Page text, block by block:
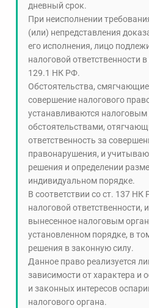
дневный срок.
При неисполнении
(или) непредставления
его исполнения, лицо
налоговой ответственности
129.1 НК РФ.
Обстоятельства, смягчающие
совершение налогового
устанавливаются налоговым
обстоятельствами,
ответственность за
правонарушения, и
решения и определении
индивидуальном порядке.
В соответствии со ст. 137
налоговой
вынесенное налоговым
установленном порядке, в
решения в законную силу.
Данное право реализуется
зависимости от характера и
и законных интересов
налогового органа.